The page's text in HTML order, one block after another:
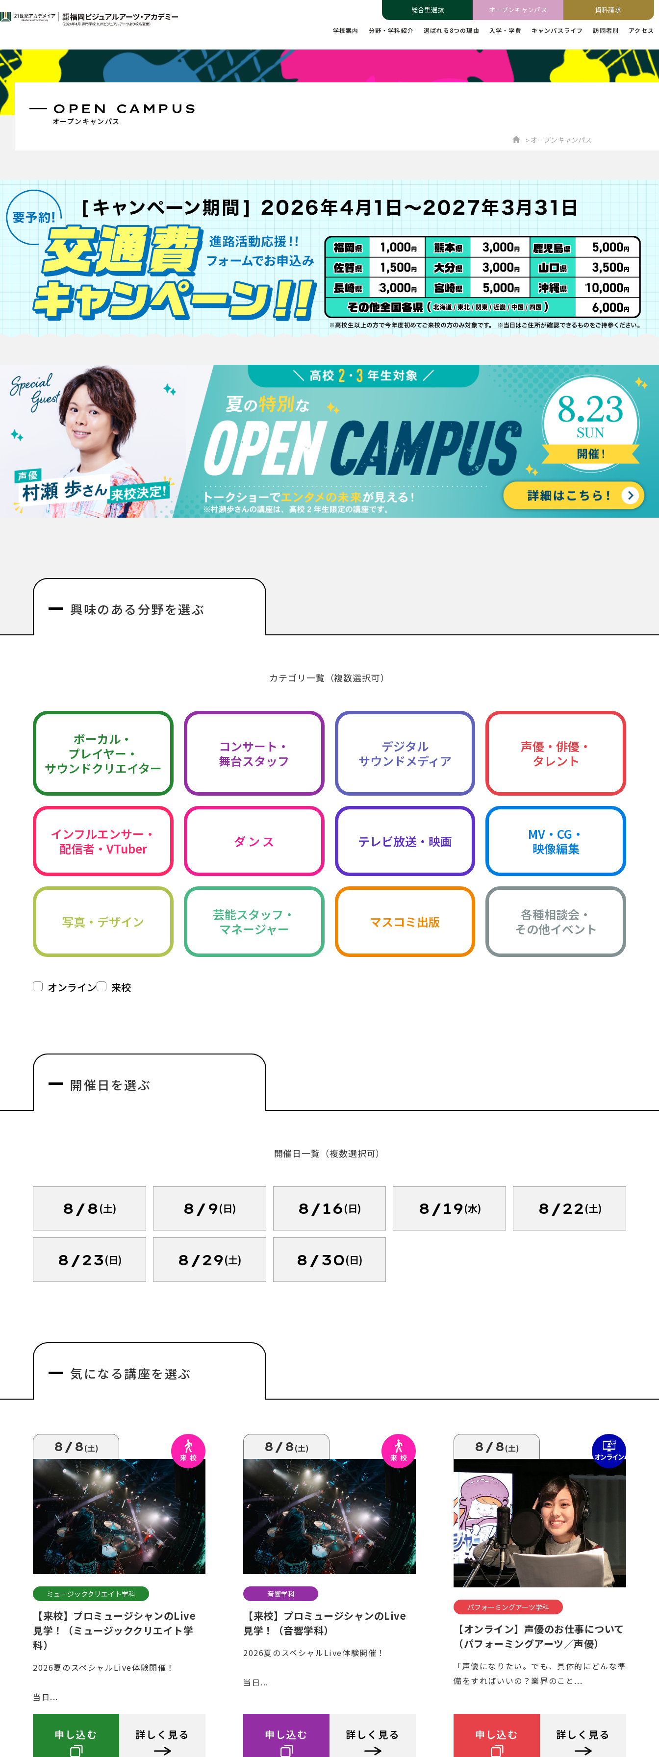
総合型選抜 オープンキャンパス 資料請求
学校案内 分野・学科紹介 選ばれる8つの理由 入学・学費 キャンパスライフ 訪問者別 アクセス
オープンキャンパス
OPEN CAMPUS
オープンキャンパス
興味のある分野を選ぶ
カテゴリ一覧（複数選択可）
ボーカル・
プレイヤー・
サウンドクリエイター
コンサート・
舞台スタッフ
デジタル
サウンドメディア
声優・俳優・
タレント
インフルエンサー・
配信者・VTuber
ダ ン ス テレビ放送・映画
MV・CG・
映像編集
写真・デザイン
芸能スタッフ・
マネージャー
マスコミ出版
各種相談会・
その他イベント
オンライン 来校
開催日を選ぶ
開催日一覧（複数選択可）
8/8(土) 8/9(日) 8/16(日) 8/19(水) 8/22(土)
8/23(日) 8/29(土) 8/30(日)
気になる講座を選ぶ
8/8(土)
ミュージッククリエイト学科
【来校】プロミュージシャンのLive
見学！（ミュージッククリエイト学
科）
2026夏のスペシャルLive体験開催！
当日...
申し込む 詳しく見る
8/8(土)
音響学科
【来校】プロミュージシャンのLive
見学！（音響学科）
2026夏のスペシャルLive体験開催！
当日...
申し込む 詳しく見る
8/8(土)
パフォーミングアーツ学科
【オンライン】声優のお仕事について
（パフォーミングアーツ／声優）
「声優になりたい。でも、具体的にどんな準
備をすればいいの？業界のこと...
申し込む 詳しく見る